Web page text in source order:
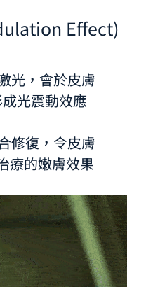
Effect)
光，會於皮膚
光震動效應
修復，令皮膚
療的嫩膚效果